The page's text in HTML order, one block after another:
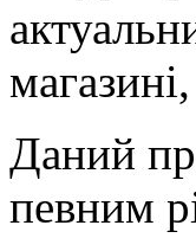
Даний
певним